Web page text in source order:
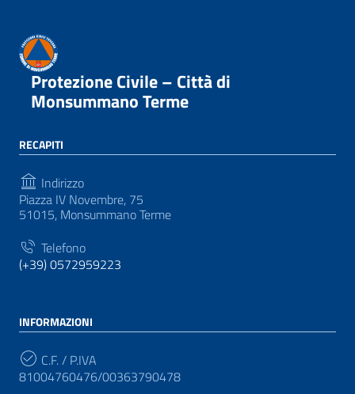
Protezione Civile – Città di
Monsummano Terme
RECAPITI
Indirizzo
Piazza IV Novembre, 75
51015, Monsummano Terme
Telefono
(+39) 0572959223
INFORMAZIONI
C.F. / P.IVA
81004760476/00363790478